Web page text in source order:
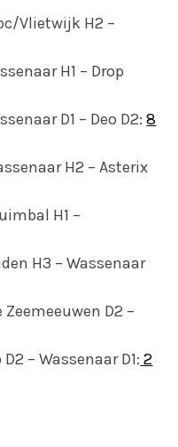
Vlietwijk H2 –
H1 – Drop
D1 – Deo D2:8
H2 – Asterix
H1 –
H3 – Wassenaar
D2 –
– Wassenaar D1: 2